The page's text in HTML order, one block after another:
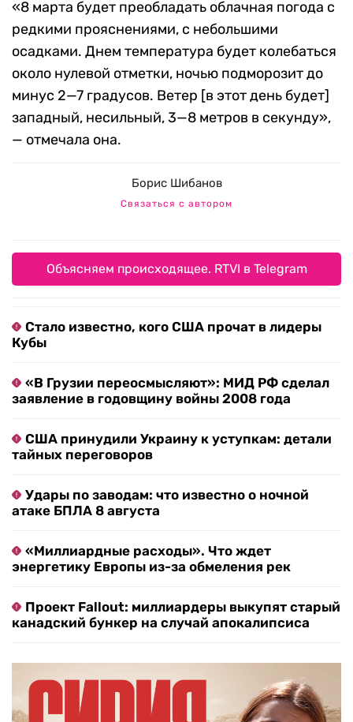
«8 марта будет преобладать облачная погода с
редкими прояснениями, с небольшими
осадками. Днем температура будет колебаться
около нулевой отметки, ночью подморозит до
минус 2—7 градусов. Ветер [в этот день будет]
западный, несильный, 3—8 метров в секунду»,
— отмечала она.
Борис Шибанов
Связаться с автором
Объясняем происходящее. RTVI в Telegram
Стало известно, кого США прочат в лидеры
Кубы
«В Грузии переосмысляют»: МИД РФ сделал
заявление в годовщину войны 2008 года
США принудили Украину к уступкам: детали
тайных переговоров
Удары по заводам: что известно о ночной
атаке БПЛА 8 августа
«Миллиардные расходы». Что ждет
энергетику Европы из-за обмеления рек
Проект Fallout: миллиардеры выкупят старый
канадский бункер на случай апокалипсиса